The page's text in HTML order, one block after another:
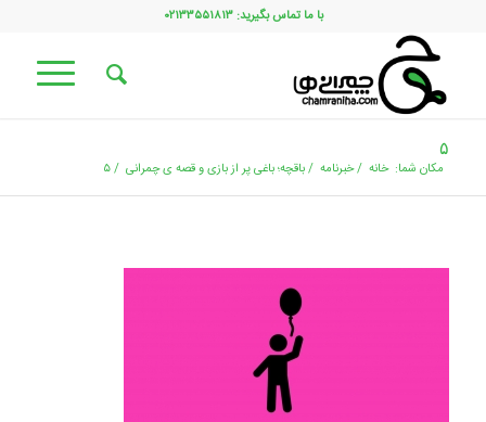
با ما تماس بگیرید: ۰۲۱۳۳۵۵۱۸۱۳
۵
مکان شما: خانه /خبرنامه /باقچه؛ باغی پر از بازی و قصه ی چمرانی /۵